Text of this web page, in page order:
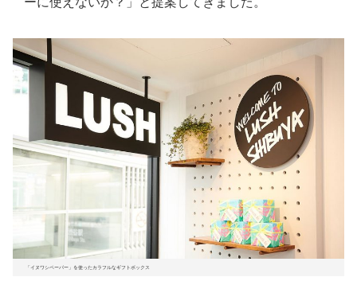
「イヌワシペーパー」を使ったカラフルなギフトボックス